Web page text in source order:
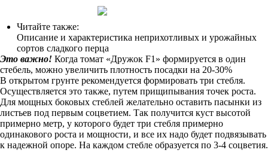
Читайте также:
Описание и характеристика неприхотливых и урожайных
сортов сладкого перца
Это важно! Когда томат «Дружок F1» формируется в один
стебель, можно увеличить плотность посадки на 20-30%
В открытом грунте рекомендуется формировать три стебля.
Осуществляется это также, путем прищипывания точек роста.
Для мощных боковых стеблей желательно оставить пасынки из
листьев под первым соцветием. Так получится куст высотой
примерно метр, у которого будет три стебля примерно
одинакового роста и мощности, и все их надо будет подвязывать
к надежной опоре. На каждом стебле образуется по 3-4 соцветия.